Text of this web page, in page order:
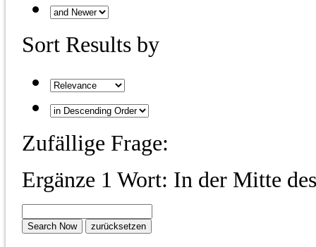
Sort Results by
Zufällige Frage:
Ergänze 1 Wort: In der Mitte